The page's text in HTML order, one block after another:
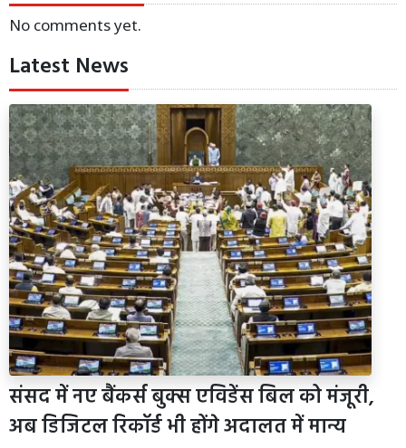
No comments yet.
Latest News
संसद में नए बैंकर्स बुक्स एविडेंस बिल को मंजूरी,
अब डिजिटल रिकॉर्ड भी होंगे अदालत में मान्य